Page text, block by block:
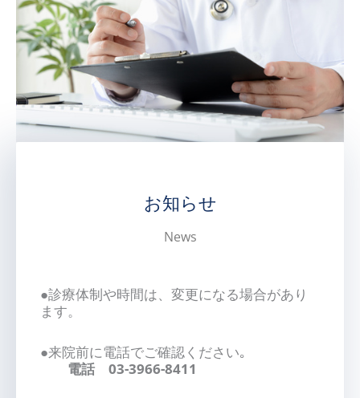
お知らせ
News
●診療体制や時間は、変更になる場合があり
ます。
●来院前に電話でご確認ください｡
電話 03-3966-8411